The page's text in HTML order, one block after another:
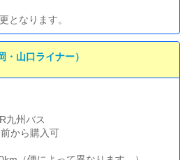
なります。
山口ライナー）
九州バス
から購入可